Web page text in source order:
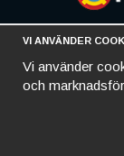
VI ANVÄNDER
Vi använder
och